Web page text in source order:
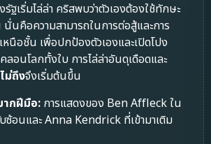
ฐเริ่มไล่ล่า คริสพบว่าตัวเองต้องใช้ทักษะ
นคือความสามารถในการต่อสู้และการ
หนือชั้น เพื่อปกป้องตัวเองและเปิดโปง
อนโลกทั้งใบ การไล่ล่าอันดุเดือดและ
ม่ถึงจึงเริ่มต้นขึ้น
กฝีมือ: การแสดงของ Ben Affleck ใน
ซ้อนและ Anna Kendrick ที่เข้ามาเติม